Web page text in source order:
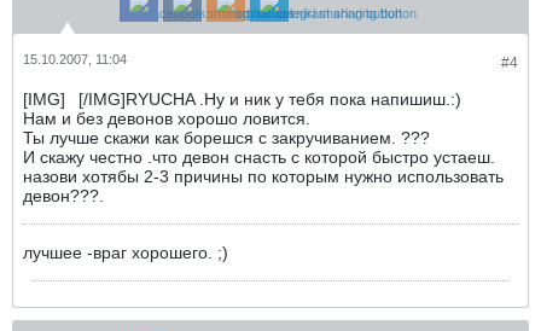
#4
15.10.2007, 11:04
[IMG]
[/IMG]RYUCHA .Ну и ник у тебя пока напишиш.:)
Нам и без девонов хорошо ловится.
Ты лучше скажи как борешся с закручиванием. ???
И скажу честно .что девон снасть с которой быстро устаеш.
назови хотябы 2-3 причины по которым нужно использовать
девон???.
лучшее -враг хорошего. ;)